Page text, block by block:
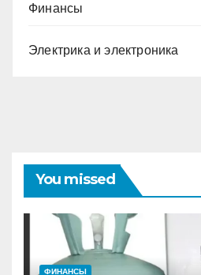
Финансы
Электрика и электроника
You missed
ФИНАНСЫ